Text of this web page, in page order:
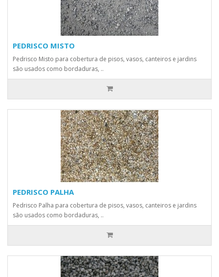
PEDRISCO MISTO
Pedrisco Misto para cobertura de pisos, vasos, canteiros e jardins
são usados como bordaduras, ..
PEDRISCO PALHA
Pedrisco Palha para cobertura de pisos, vasos, canteiros e jardins
são usados como bordaduras, ..